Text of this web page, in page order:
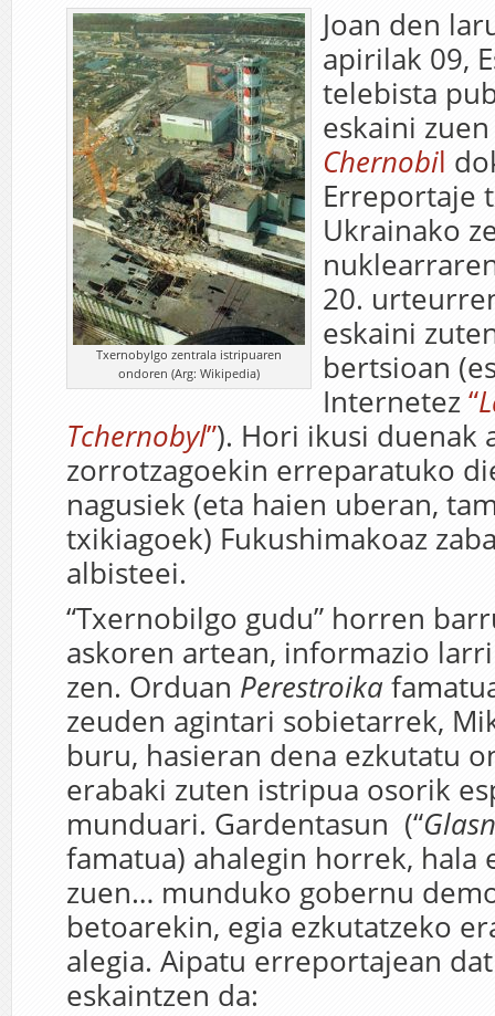
Txernobylgo zentrala istripuaren
ondoren (Arg: Wikipedia)
Joan den
apirilak 09,
telebista
eskaini
Chernobil
Erreportaje
Ukrainako
20.
eskaini
bertsioan
Internetez “
Tchernobyl”). Hori ikusi duenak
zorrotzagoekin erreparatuko
nagusiek (eta haien uberan,
txikiagoek) Fukushimakoaz
albisteei.
“Txernobilgo gudu” horren
askoren artean, informazio
zen. Orduan Perestroika
zeuden agintari sobietarrek,
buru, hasieran dena ezkutatu
erabaki zuten istripua osorik
munduari. Gardentasun (“
famatua) ahalegin horrek, hala
zuen… munduko gobernu
betoarekin, egia ezkutatzeko
alegia. Aipatu erreportajean
eskaintzen da: